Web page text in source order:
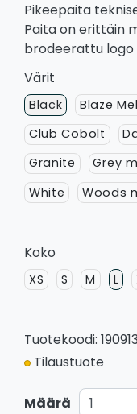
Pikeepaita
Paita on erittäin
brodeerattu logo
Värit
Black Blaze
Club Cobolt
Granite
Grey
White
Woods
Koko
XS S M L
Tuotekoodi:
Tilaustuote
Määrä